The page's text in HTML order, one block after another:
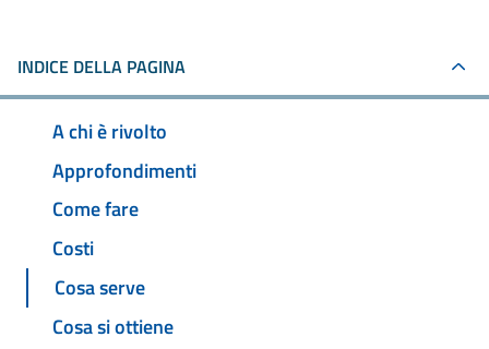
INDICE DELLA PAGINA
A chi è rivolto
Approfondimenti
Come fare
Costi
Cosa serve
Cosa si ottiene